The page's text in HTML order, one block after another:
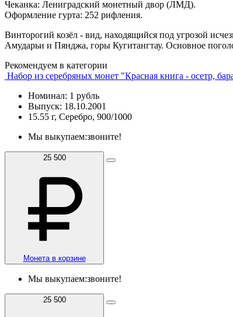
Чеканка: Лениградский монетный двор (ЛМД).
Оформление гурта: 252 рифления.
Винторогий козёл - вид, находящийся под угрозой
Амударьи и Пянджа, горы Кугитангтау. Основное
Рекомендуем в категории
Набор из серебряных монет "Красная книга - осетр,
Номинал: 1 рубль
Выпуск: 18.10.2001
15.55 г, Серебро, 900/1000
Мы выкупаем:звоните!
25 500
Монета в корзине
Мы выкупаем:звоните!
25 500